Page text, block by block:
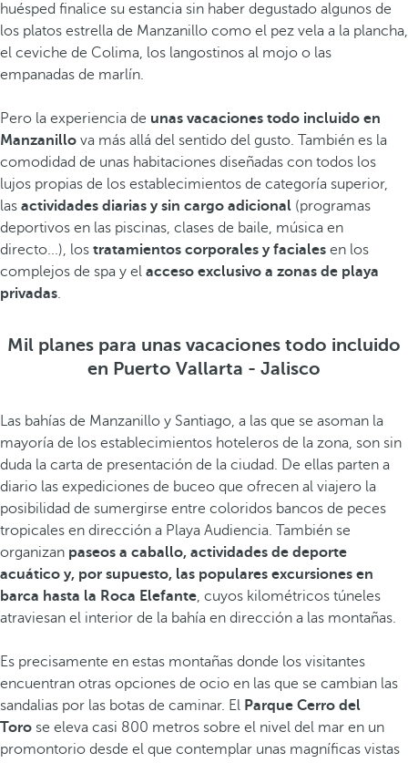
huésped finalice su estancia sin haber degustado algunos de
los platos estrella de Manzanillo como el pez vela a la plancha,
el ceviche de Colima, los langostinos al mojo o las
empanadas de marlín.
Pero la experiencia de unas vacaciones todo incluido en
Manzanillo va más allá del sentido del gusto. También es la
comodidad de unas habitaciones diseñadas con todos los
lujos propias de los establecimientos de categoría superior,
las actividades diarias y sin cargo adicional (programas
deportivos en las piscinas, clases de baile, música en
directo...), los tratamientos corporales y faciales en los
complejos de spa y el acceso exclusivo a zonas de playa
privadas.
Mil planes para unas vacaciones todo incluido
en Puerto Vallarta - Jalisco
Las bahías de Manzanillo y Santiago, a las que se asoman la
mayoría de los establecimientos hoteleros de la zona, son sin
duda la carta de presentación de la ciudad. De ellas parten a
diario las expediciones de buceo que ofrecen al viajero la
posibilidad de sumergirse entre coloridos bancos de peces
tropicales en dirección a Playa Audiencia. También se
organizan paseos a caballo, actividades de deporte
acuático y, por supuesto, las populares excursiones en
barca hasta la Roca Elefante, cuyos kilométricos túneles
atraviesan el interior de la bahía en dirección a las montañas.
Es precisamente en estas montañas donde los visitantes
encuentran otras opciones de ocio en las que se cambian las
sandalias por las botas de caminar. El Parque Cerro del
Toro se eleva casi 800 metros sobre el nivel del mar en un
promontorio desde el que contemplar unas magníficas vistas